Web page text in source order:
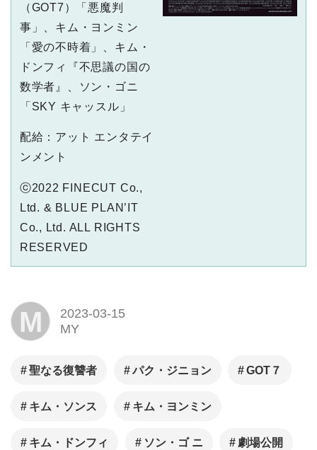
（GOT7）「悪魔判
事」、キム・ヨンミン
「愛の不時着」、キム・
ドンフィ『不思議の国の
数学者』、ソン・ゴニ
「SKY キャッスル」
配給：アット エンタテイ
ンメント
ⓒ2022 FINECUT Co.,
Ltd. & BLUE PLAN’IT
Co., Ltd. ALL RIGHTS
RESERVED
M
2023-03-15
MY
聖なる復讐者 パク・ジニョン GOT７
キム・ソンス キム・ヨンミン
キム・ドンフィ ソン・ゴ ニ 劇場公開